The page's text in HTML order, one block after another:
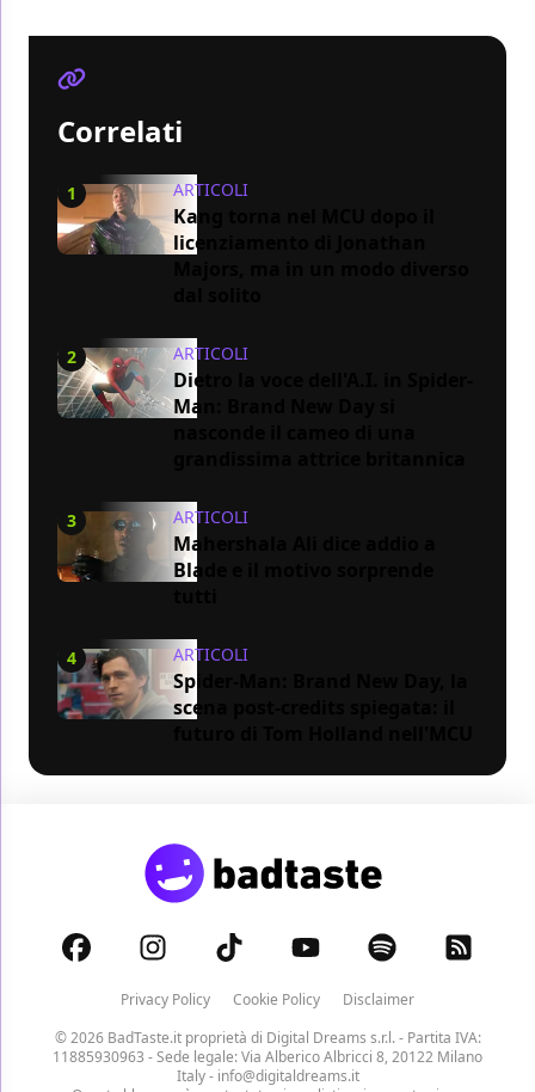
Correlati
1 ARTICOLI
Kang torna nel MCU dopo il
licenziamento di Jonathan
2 ARTICOLI
Dietro la voce dell'A.I. in Spider-
Man: Brand New Day si
3 ARTICOLI
Mahershala Ali dice addio a
Blade e il motivo sorprende
4 ARTICOLI
Spider-Man: Brand New Day, la
scena post-credits spiegata: il
Privacy Policy Cookie Policy
Disclaimer
© 2026 BadTaste.it proprietà di Digital Dreams s.r.l.- Partita IVA:
11885930963 - Sede legale: Via Alberico Albricci 8, 20122 Milano
Italy - info@digitaldreams.it